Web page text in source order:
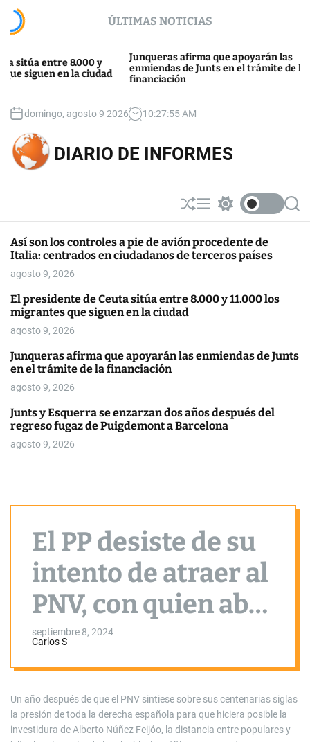
c
ÚLTIMAS NOTICIAS
entre 8.000 y
en la ciudad
Junqueras afirma que apoyarán las
enmiendas de Junts en el trámite de la
financiación
domingo, agosto 9 2026 10:27:56AM
DIARIO DE INFORMES
S
h
ff
l
M
e
u
w
t
c
l
d
S
e
Así son los controles a pie de avión procedente de
Italia: centrados en ciudadanos de terceros países
agosto 9, 2026
El presidente de Ceuta sitúa entre 8.000 y 11.000 los
migrantes que siguen en la ciudad
agosto 9, 2026
Junqueras afirma que apoyarán las enmiendas de Junts
en el trámite de la financiación
agosto 9, 2026
Junts y Esquerra se enzarzan dos años después del
regreso fugaz de Puigdemont a Barcelona
agosto 9, 2026
El PP desiste de su
intento de atraer al
PNV, con quien abre
una brecha
septiembre 8, 2024
Carlos S
Un año después de que el PNV sintiese sobre sus centenarias siglas
la presión de toda la derecha española para que hiciera posible la
investidura de Alberto Núñez Feijóo, la distancia entre populares y